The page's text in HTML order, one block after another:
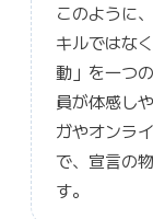
このように
キルではな
動」を一つ
員が体感し
ガやオンラ
で、宣言の
す。